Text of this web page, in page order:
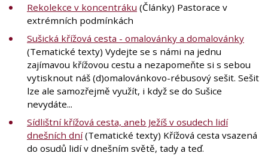
Rekolekce v koncentráku (Články) Pastorace v
extrémních podmínkách
Sušická křížová cesta - omalovánky a domalovánky
(Tematické texty) Vydejte se s námi na jednu
zajímavou křížovou cestu a nezapomeňte si s sebou
vytisknout náš (d)omalovánkovo-rébusový sešit. Sešit
lze ale samozřejmě využít, i když se do Sušice
nevydáte...
Sídlištní křížová cesta, aneb Ježíš v osudech lidí
dnešních dní(Tematické texty) Křížová cesta vsazená
do osudů lidí v dnešním světě, tady a teď.